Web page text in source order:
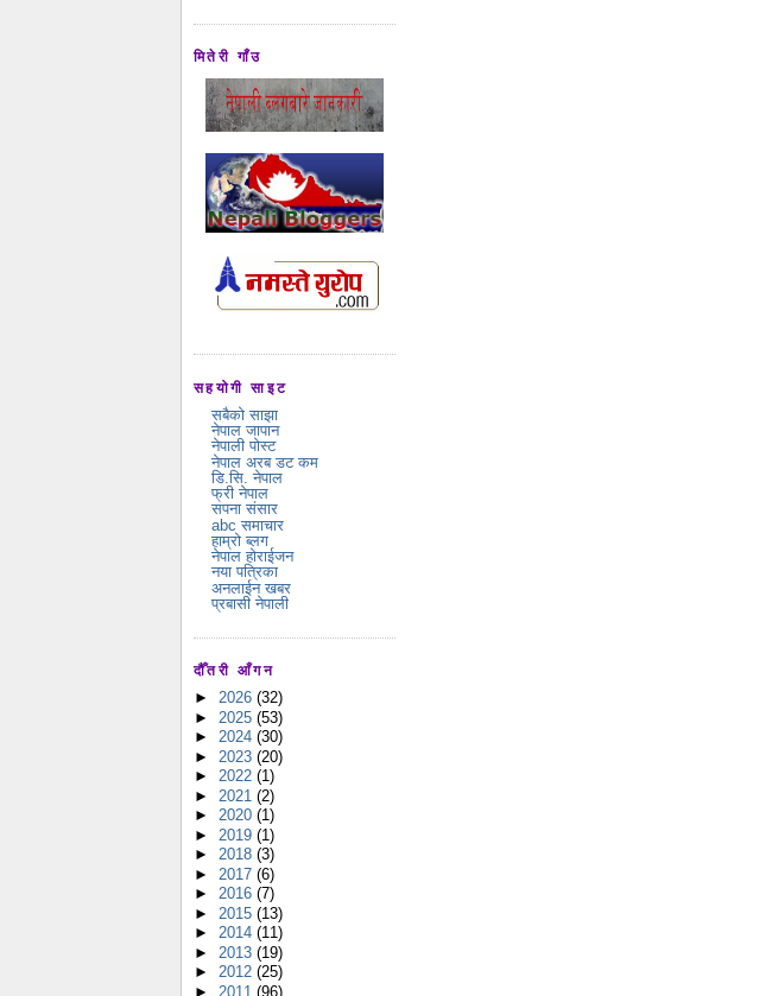
मितेरी गाँउ
सहयोगी साइट
सबैको साझा
नेपाल जापान
नेपाली पोस्ट
नेपाल अरब डट कम
डि.सि. नेपाल
फ्री नेपाल
सपना संसार
abc समाचार
हाम्रो ब्लग
नेपाल होराईजन
नया पत्रिका
अनलाईन खबर
प्रबासी नेपाली
दौँतरी आँगन
► 2026 (32)
► 2025 (53)
► 2024 (30)
► 2023 (20)
► 2022 (1)
► 2021 (2)
► 2020 (1)
► 2019 (1)
► 2018 (3)
► 2017 (6)
► 2016 (7)
► 2015 (13)
► 2014 (11)
► 2013 (19)
► 2012 (25)
► 2011 (96)